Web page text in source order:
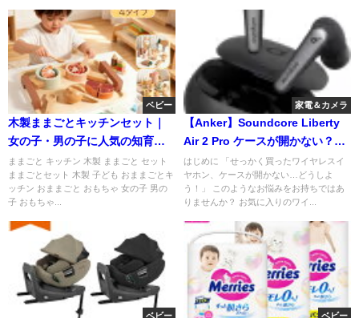
ベビー
木製ままごとキッチンセット｜
女の子・男の子に人気の知育玩
具ギフト
ままごと キッチン 木製 ままごと セット
ままごとセット 木製 子ども おままごとキ
ッチン おままごと おもちゃ 女の子 男の
子 おもちゃ...
家電＆カメラ
【Anker】Soundcore Liberty
Air 2 Pro ケースが開かない？解
決策と魅力徹底解説
はじめに 「せっかく買ったワイヤレスイ
ヤホン、ケースが開かない…どうしよ
う！」 このようなお悩みをお持ちではあ
りませんか？ お気に入りのワイ...
ベビー ベビー